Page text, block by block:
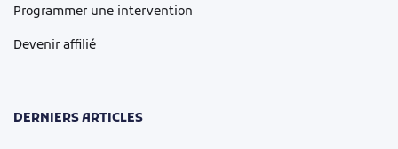
Programmer une intervention
Devenir affilié
DERNIERS ARTICLES